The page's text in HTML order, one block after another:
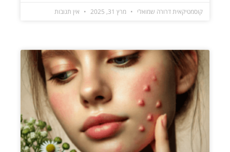
קוסמטיקאית דרורה שמואלי מרץ 31, 2025 אין תגובות